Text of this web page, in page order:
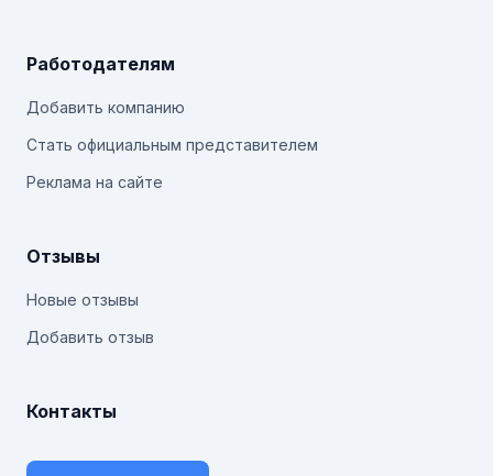
Работодателям
Добавить компанию
Стать официальным представителем
Реклама на сайте
Отзывы
Новые отзывы
Добавить отзыв
Контакты